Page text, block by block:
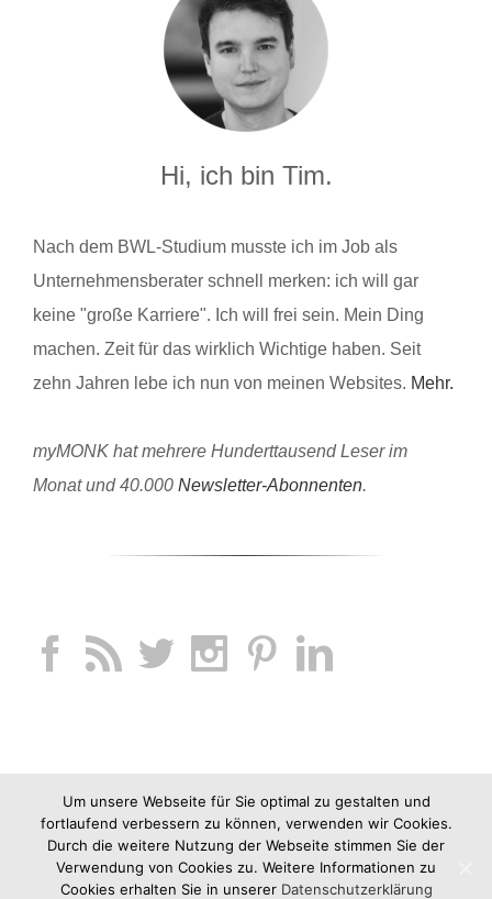
Hi, ich bin Tim.
Nach dem BWL-Studium musste ich im Job als
Unternehmensberater schnell merken: ich will gar
keine "große Karriere". Ich will frei sein. Mein Ding
machen. Zeit für das wirklich Wichtige haben. Seit
zehn Jahren lebe ich nun von meinen Websites. Mehr.
myMONK hat mehrere Hunderttausend Leser im
Monat und 40.000 Newsletter-Abonnenten.
Um unsere Webseite für Sie optimal zu gestalten und
fortlaufend verbessern zu können, verwenden wir Cookies.
Durch die weitere Nutzung der Webseite stimmen Sie der
Verwendung von Cookies zu. Weitere Informationen zu
Cookies erhalten Sie in unserer Datenschutzerklärung